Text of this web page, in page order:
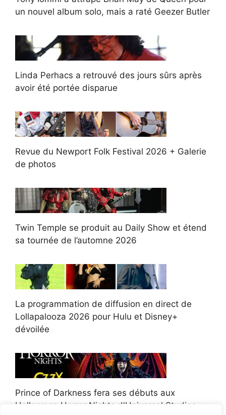
un nouvel album solo, mais a raté Geezer Butler
Linda Perhacs a retrouvé des jours sûrs après
avoir été portée disparue
Revue du Newport Folk Festival 2026 + Galerie
de photos
Twin Temple se produit au Daily Show et étend
sa tournée de l’automne 2026
La programmation de diffusion en direct de
Lollapalooza 2026 pour Hulu et Disney+
dévoilée
Prince of Darkness fera ses débuts aux
Halloween Horror Nights d'Universal Studios